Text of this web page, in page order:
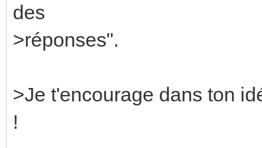
des
>réponses".
>Je t'encourage dans ton
!